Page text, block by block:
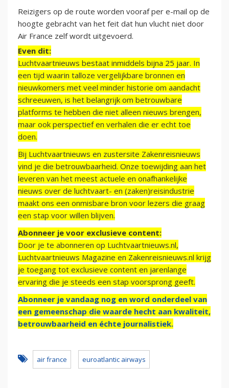
Reizigers op de route worden vooraf per e-mail op de
hoogte gebracht van het feit dat hun vlucht niet door
Air France zelf wordt uitgevoerd.
Even dit:
Luchtvaartnieuws bestaat inmiddels bijna 25 jaar. In
een tijd waarin talloze vergelijkbare bronnen en
nieuwkomers met veel minder historie om aandacht
schreeuwen, is het belangrijk om betrouwbare
platforms te hebben die niet alleen nieuws brengen,
maar ook perspectief en verhalen die er echt toe
doen.
Bij Luchtvaartnieuws en zustersite Zakenreisnieuws
vind je die betrouwbaarheid. Onze toewijding aan het
leveren van het meest actuele en onafhankelijke
nieuws over de luchtvaart- en (zaken)reisindustrie
maakt ons een onmisbare bron voor lezers die graag
een stap voor willen blijven.
Abonneer je voor exclusieve content:
Door je te abonneren op Luchtvaartnieuws.nl,
Luchtvaartnieuws Magazine en Zakenreisnieuws.nl krijg
je toegang tot exclusieve content en jarenlange
ervaring die je steeds een stap voorsprong geeft.
Abonneer je vandaag nog en word onderdeel van
een gemeenschap die waarde hecht aan kwaliteit,
betrouwbaarheid en échte journalistiek.
air france euroatlantic airways